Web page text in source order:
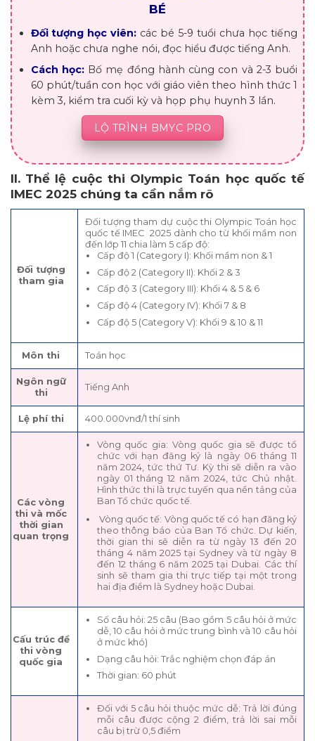
BÉ
Đối tượng học viên: các bé 5-9 tuổi chưa học tiếng
Anh hoặc chưa nghe nói, đọc hiểu được tiếng Anh.
Cách học: Bố mẹ đồng hành cùng con và 2-3 buổi
60 phút/tuần con học với giáo viên theo hình thức 1
kèm 3, kiểm tra cuối kỳ và họp phụ huynh 3 lần.
LỘ TRÌNH BMYC PRO
II. Thể lệ cuộc thi Olympic Toán học quốc tế
IMEC 2025 chúng ta cần nắm rõ
Đối tượng
tham gia
Đối tượng tham dự cuộc thi Olympic Toán học
quốc tế IMEC 2025 dành cho từ khối mầm non
đến lớp 11 chia làm 5 cấp độ:
Cấp độ 1 (Category I): Khối mầm non & 1
Cấp độ 2 (Category II): Khối 2 & 3
Cấp độ 3 (Category III): Khối 4 & 5 & 6
Cấp độ 4 (Category IV): Khối 7 & 8
Cấp độ 5 (Category V): Khối 9 & 10 & 11
Môn thi Toán học
Ngôn ngữ
thi
Tiếng Anh
Lệ phí thi 400.000vnđ/1 thí sinh
Các vòng
thi và mốc
thời gian
quan trọng
Vòng quốc gia: Vòng quốc gia sẽ được tổ
chức với hạn đăng ký là ngày 06 tháng 11
năm 2024, tức thứ Tư. Kỳ thi sẽ diễn ra vào
ngày 01 tháng 12 năm 2024, tức Chủ nhật.
Hình thức thi là trực tuyến qua nền tảng của
Ban Tổ chức quốc tế.
Vòng quốc tế: Vòng quốc tế có hạn đăng ký
theo thông báo của Ban Tổ chức. Dự kiến,
thời gian thi sẽ diễn ra từ ngày 13 đến 20
tháng 4 năm 2025 tại Sydney và từ ngày 8
đến 12 tháng 6 năm 2025 tại Dubai. Các thí
sinh sẽ tham gia thi trực tiếp tại một trong
hai địa điểm là Sydney hoặc Dubai.
Cấu trúc đề
thi vòng
quốc gia
Số câu hỏi: 25 câu (Bao gồm 5 câu hỏi ở mức
dễ, 10 câu hỏi ở mức trung bình và 10 câu hỏi
ở mức khó)
Dạng câu hỏi: Trắc nghiệm chọn đáp án
Thời gian: 60 phút
Đối với 5 câu hỏi thuộc mức dễ: Trả lời đúng
mỗi câu được cộng 2 điểm, trả lời sai mỗi
câu bị trừ 0,5 điểm